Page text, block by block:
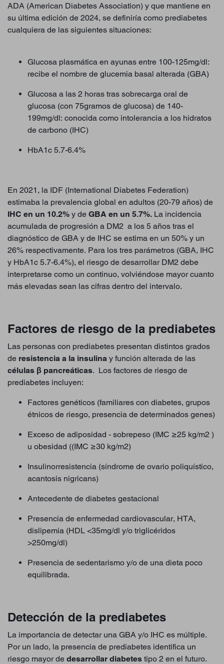
ADA (American Diabetes Association) y que mantiene en
su última edición de 2024, se definiría como prediabetes
cualquiera de las siguientes situaciones:
Glucosa plasmática en ayunas entre 100-125mg/dl:
recibe el nombre de glucemia basal alterada (GBA)
Glucosa a las 2 horas tras sobrecarga oral de
glucosa (con 75gramos de glucosa) de 140-
199mg/dl: conocida como intolerancia a los hidratos
de carbono (IHC)
HbA1c 5.7-6.4%
En 2021, la IDF (International Diabetes Federation)
estimaba la prevalencia global en adultos (20-79 años) de
IHC en un 10.2% y de GBA en un 5.7%. La incidencia
acumulada de progresión a DM2 a los 5 años tras el
diagnóstico de GBA y de IHC se estima en un 50% y un
26% respectivamente. Para los tres parámetros (GBA, IHC
y HbA1c 5.7-6.4%), el riesgo de desarrollar DM2 debe
interpretarse como un continuo, volviéndose mayor cuanto
más elevadas sean las cifras dentro del intervalo.
Factores de riesgo de la prediabetes
Las personas con prediabetes presentan distintos grados
de resistencia a la insulina y función alterada de las
células β pancreáticas. Los factores de riesgo de
prediabetes incluyen:
Factores genéticos (familiares con diabetes, grupos
étnicos de riesgo, presencia de determinados genes)
Exceso de adiposidad - sobrepeso (IMC ≥25 kg/m2 )
u obesidad ((IMC ≥30 kg/m2)
Insulinorresistencia (síndrome de ovario poliquístico,
acantosis nigricans)
Antecedente de diabetes gestacional
Presencia de enfermedad cardiovascular, HTA,
dislipemia (HDL <35mg/dl y/o triglicéridos
>250mg/dl)
Presencia de sedentarismo y/o de una dieta poco
equilibrada.
Detección de la prediabetes
La importancia de detectar una GBA y/o IHC es múltiple.
Por un lado, la presencia de prediabetes identifica un
riesgo mayor de desarrollar diabetes tipo 2 en el futuro.